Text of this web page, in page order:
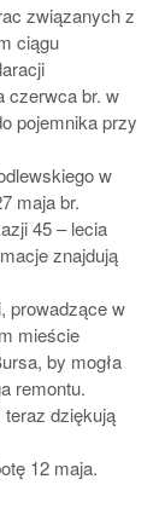
związanych z
ciągu
czerwca br. w
pojemnika przy
w
maja br.
45 – lecia
znajdują
prowadzące w
mieście
by mogła
remontu.
dziękują
12 maja.